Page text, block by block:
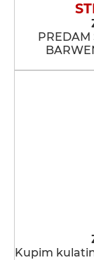
PREDAM
Kupim